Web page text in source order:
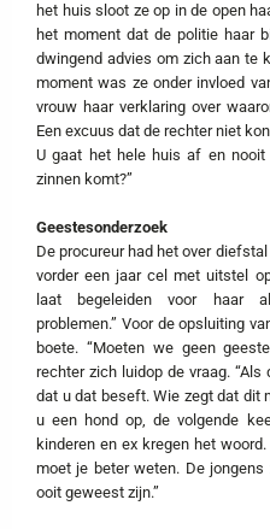
het huis sloot ze op in de open
het moment dat de politie haar
dwingend advies om zich aan te
moment was ze onder invloed
vrouw haar verklaring over
Een excuus dat de rechter niet
U gaat het hele huis af en
zinnen komt?”
Geestesonderzoek
De procureur had het over
vorder een jaar cel met uitstel
laat begeleiden voor haar
problemen.” Voor de opsluiting
boete. “Moeten we geen
rechter zich luidop de vraag.
dat u dat beseft. Wie zegt dat dit
u een hond op, de volgende
kinderen en ex kregen het
moet je beter weten. De
ooit geweest zijn.”